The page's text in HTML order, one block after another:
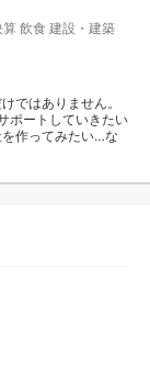
算 飲食 建設・建築
はありません。
ートしていきたい
作ってみたい…な